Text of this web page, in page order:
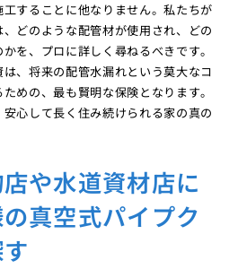
することに他なりません。私たちが
どのような配管材が使用され、どの
を、プロに詳しく尋ねるべきです。
、将来の配管水漏れという莫大なコ
めの、最も賢明な保険となります。
心して長く住み続けられる家の真の
や水道資材店に
真空式パイプク